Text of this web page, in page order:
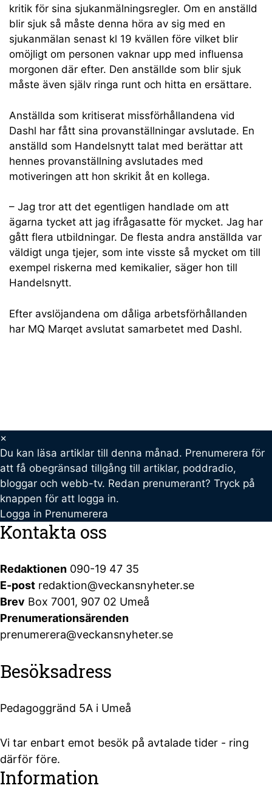
kritik för sina sjukanmälningsregler. Om en anställd
blir sjuk så måste denna höra av sig med en
sjukanmälan senast kl 19 kvällen före vilket blir
omöjligt om personen vaknar upp med influensa
morgonen där efter. Den anställde som blir sjuk
måste även själv ringa runt och hitta en ersättare.
Anställda som kritiserat missförhållandena vid
Dashl har fått sina provanställningar avslutade. En
anställd som Handelsnytt talat med berättar att
hennes provanställning avslutades med
motiveringen att hon skrikit åt en kollega.
– Jag tror att det egentligen handlade om att
ägarna tycket att jag ifrågasatte för mycket. Jag har
gått flera utbildningar. De flesta andra anställda var
väldigt unga tjejer, som inte visste så mycket om till
exempel riskerna med kemikalier, säger hon till
Handelsnytt.
Efter avslöjandena om dåliga arbetsförhållanden
har MQ Marqet avslutat samarbetet med Dashl.
×
Du kan läsa artiklar till denna månad. Prenumerera för
att få obegränsad tillgång till artiklar, poddradio,
bloggar och webb-tv. Redan prenumerant? Tryck på
knappen för att logga in.
Logga in Prenumerera
Kontakta oss
Redaktionen 090-19 47 35
E-post redaktion@veckansnyheter.se
Brev Box 7001, 907 02 Umeå
Prenumerationsärenden
prenumerera@veckansnyheter.se
Besöksadress
Pedagoggränd 5A i Umeå
Vi tar enbart emot besök på avtalade tider - ring
därför före.
Information